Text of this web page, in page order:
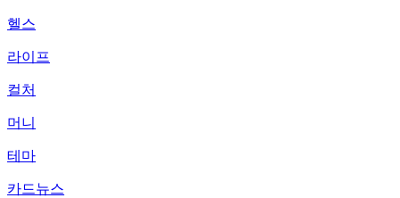
헬스
라이프
컬처
머니
테마
카드뉴스